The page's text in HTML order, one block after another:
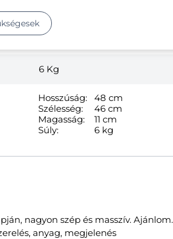
45 cm
1
6 Kg
Hosszúság:
48 cm
Szélesség:
46 cm
Magasság:
11 cm
Súly:
6 kg
nagyon szép és masszív. Ajánlom.
anyag, megjelenés